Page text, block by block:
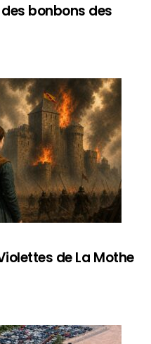
bonbons des
de La Mothe